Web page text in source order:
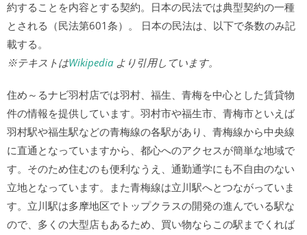
約することを内容とする契約。日本の民法では典型契約の一種
とされる（民法第601条）。 日本の民法は、以下で条数のみ記
載する。
※テキストはWikipedia より引用しています。
住め～るナビ羽村店では羽村、福生、青梅を中心とした賃貸物
件の情報を提供しています。羽村市や福生市、青梅市といえば
羽村駅や福生駅などの青梅線の各駅があり、青梅線から中央線
に直通となっていますから、都心へのアクセスが簡単な地域で
す。そのため住むのも便利なうえ、通勤通学にも不自由のない
立地となっています。また青梅線は立川駅へとつながっていま
す。立川駅は多摩地区でトップクラスの開発の進んでいる駅な
ので、多くの大型店もあるため、買い物ならこの駅までくれば